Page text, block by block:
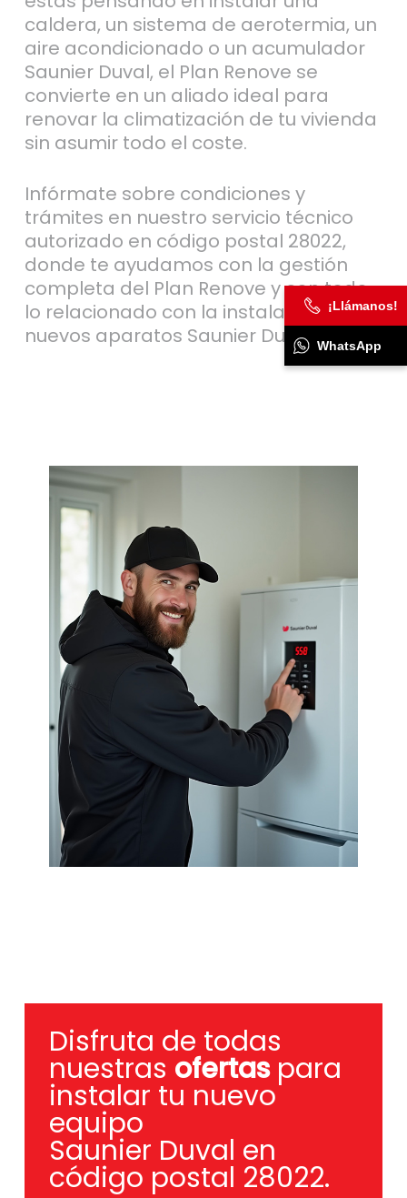
caldera, un sistema de aerotermia, un
aire acondicionado o un acumulador
Saunier Duval, el Plan Renove se
convierte en un aliado ideal para
renovar la climatización de tu vivienda
sin asumir todo el coste.
Infórmate sobre condiciones y
trámites en nuestro servicio técnico
autorizado en código postal 28022,
donde te ayudamos con la gestión
completa del Plan Renove y con todo
lo relacionado con la instalación de
nuevos aparatos Saunier Duval.
Disfruta de todas
nuestras ofertaspara
instalar tu nuevo
equipo
Saunier Duval en
código postal 28022.
¡Llámanos!
WhatsApp